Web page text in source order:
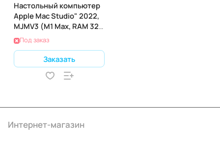
Настольный компьютер
Apple Mac Studio" 2022,
MJMV3 (M1 Max, RAM 32
ГБ, SSD 512 ГБ)
Под заказ
Заказать
Интернет-магазин